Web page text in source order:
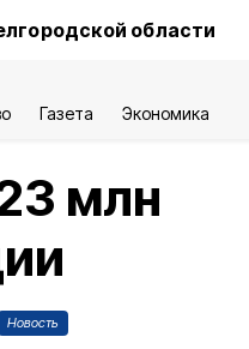
области
Газета Экономика
млн
Новость